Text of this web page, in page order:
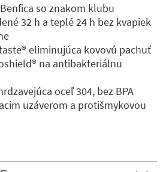
so znakom klubu
32 h a teplé 24 h bez kvapiek
eliminujúca kovovú pachuť
na antibakteriálnu
oceľ 304, bez BPA
uzáverom a protišmykovou